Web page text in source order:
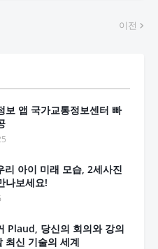
이전
보 앱 국가교통정보센터 빠
리 아이 미래 모습, 2세사진
나보세요!
Plaud, 당신의 회의와 강의
최신 기술의 세계